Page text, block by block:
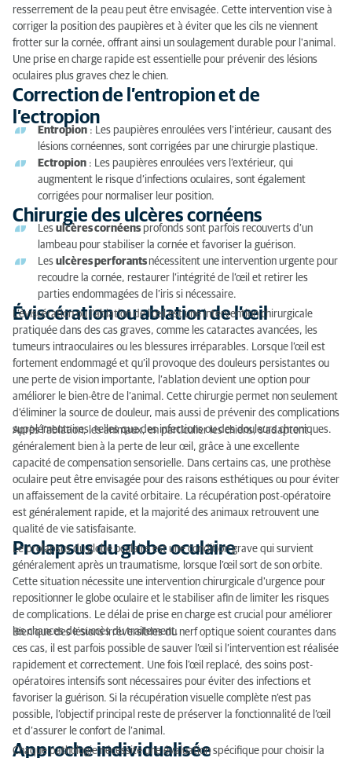
resserrement de la peau peut être envisagée. Cette intervention vise à
corriger la position des paupières et à éviter que les cils ne viennent
frotter sur la cornée, offrant ainsi un soulagement durable pour l'animal.
Une prise en charge rapide est essentielle pour prévenir des lésions
oculaires plus graves chez le chien.
Correction de l’entropion et de
l’ectropion
Entropion : Les paupières enroulées vers l’intérieur, causant des
lésions cornéennes, sont corrigées par une chirurgie plastique.
Ectropion : Les paupières enroulées vers l’extérieur, qui
augmentent le risque d’infections oculaires, sont également
corrigées pour normaliser leur position.
Chirurgie des ulcères cornéens
Les ulcères cornéens profonds sont parfois recouverts d’un
lambeau pour stabiliser la cornée et favoriser la guérison.
Les ulcères perforants nécessitent une intervention urgente pour
recoudre la cornée, restaurer l’intégrité de l’œil et retirer les
parties endommagées de l’iris si nécessaire.
Éviscération ou ablation de l’œil
L’éviscération ou l’ablation de l’œil est une intervention chirurgicale
pratiquée dans des cas graves, comme les cataractes avancées, les
tumeurs intraoculaires ou les blessures irréparables. Lorsque l’œil est
fortement endommagé et qu’il provoque des douleurs persistantes ou
une perte de vision importante, l’ablation devient une option pour
améliorer le bien-être de l’animal. Cette chirurgie permet non seulement
d’éliminer la source de douleur, mais aussi de prévenir des complications
supplémentaires, telles que des infections ou des douleurs chroniques.
Après l’ablation, les animaux, en particulier les chiens, s’adaptent
généralement bien à la perte de leur œil, grâce à une excellente
capacité de compensation sensorielle. Dans certains cas, une prothèse
oculaire peut être envisagée pour des raisons esthétiques ou pour éviter
un affaissement de la cavité orbitaire. La récupération post-opératoire
est généralement rapide, et la majorité des animaux retrouvent une
qualité de vie satisfaisante.
Prolapsus du globe oculaire
Le prolapsus du globe oculaire est une condition grave qui survient
généralement après un traumatisme, lorsque l’œil sort de son orbite.
Cette situation nécessite une intervention chirurgicale d'urgence pour
repositionner le globe oculaire et le stabiliser afin de limiter les risques
de complications. Le délai de prise en charge est crucial pour améliorer
les chances de succès du traitement.
Bien que des lésions irréversibles du nerf optique soient courantes dans
ces cas, il est parfois possible de sauver l’œil si l’intervention est réalisée
rapidement et correctement. Une fois l’œil replacé, des soins post-
opératoires intensifs sont nécessaires pour éviter des infections et
favoriser la guérison. Si la récupération visuelle complète n’est pas
possible, l’objectif principal reste de préserver la fonctionnalité de l’œil
et d’assurer le confort de l’animal.
Approche individualisée
Chaque pathologie nécessite une évaluation spécifique pour choisir la